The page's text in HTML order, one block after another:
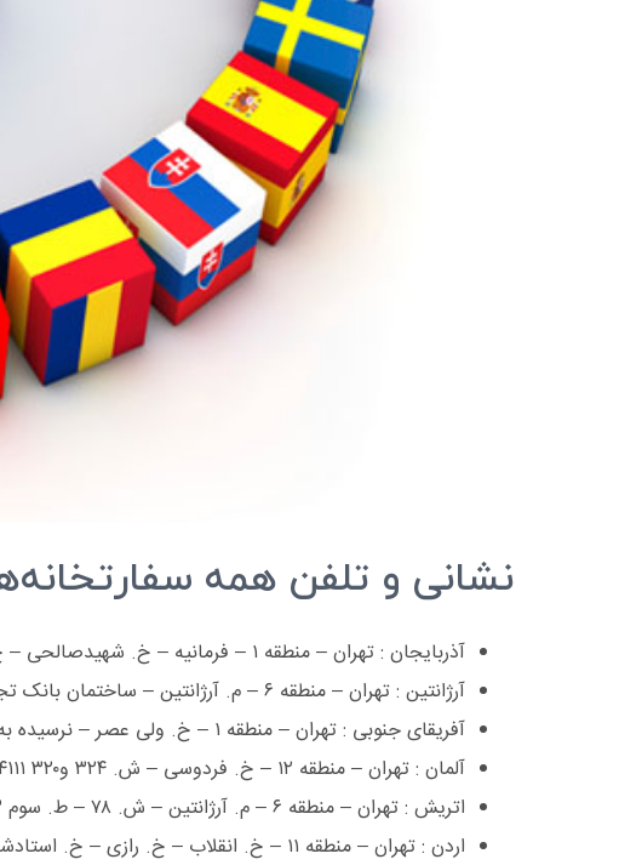
نشانی و تلفن همه
آذربایجان : تهران – منطقه ١ – فرمانیه – خ. شهیدصالحی – خ. شهیدوطن پور – ش. ٣٠ ٢٢٢١٢٥٥٤, ٢٢٢١٥١٩١ ٢٢٢١٧٥٠٤
آرژانتین : تهران – منطقه ٦ – م. آرژانتین – ساختمان بانک تجارت – ط. چهارم – پ. ٧ ٨٨٧١٦٢٤٤, ٨٨٧١٩١٨٩, ٨٨٧١٨٢٩٤ ٨٨٧١٢٥٨٣
آفریقای جنوبی : تهران – منطقه ١ – خ. ولی عصر – نرسیده به تجریش – روبروی پمپ بنزین باغ فردوس – خ. یکتا – پ. ٥ ٢٢٧٠٢٨٦٦-۹ ٢٢٧١٩٥١٦
آلمان : تهران – منطقه ١٢ – خ. فردوسی – ش. ٣٢٤ و٣٢٠ ٣٣١١٤١١١, ٣٣٩٣٢٢٠١, ٣٣٩٠٣٧٦٧ ٣٣٩٠٨٤٧٤, ٣٣١١٩٨٨٣
اتریش : تهران – منطقه ٦ – م. آرژانتین – ش. ٧٨ – ط. سوم ٨٨٧١٠٧٥٣, ٢٢٠٤١٧٦٤, ٨٨٧١٠١٨٠ ٨٨٧١٠٧٧٨
اردن : تهران – منطقه ١١ – خ. انقلاب – خ. رازی – خ. استادشهریار – پ. ١ ٦٦٧٠٤٨٣٣, ٦٦٧٠٤٨٣٨ ٦٦٧٠٠٦٥٧